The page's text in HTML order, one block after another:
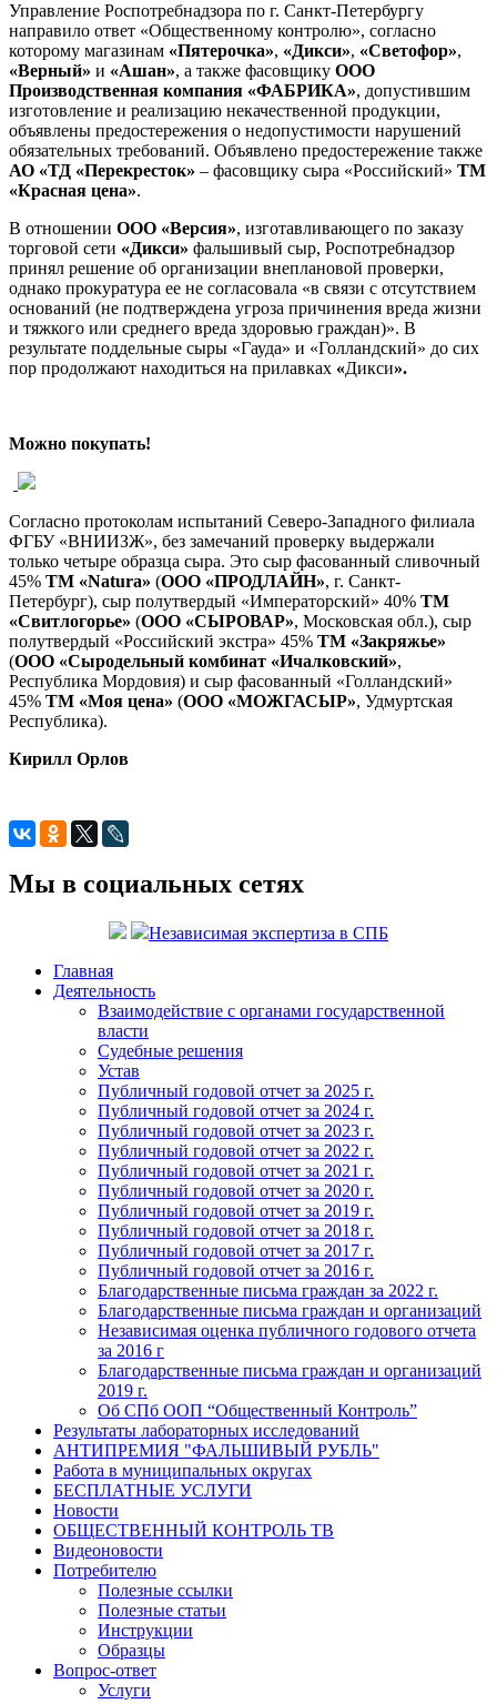
Управление Роспотребнадзора по г. Санкт-Петербургу
направило ответ «Общественному контролю», согласно
которому магазинам «Пятерочка», «Дикси», «Светофор»,
«Верный» и «Ашан», а также фасовщику ООО
Производственная компания «ФАБРИКА», допустившим
изготовление и реализацию некачественной продукции,
объявлены предостережения о недопустимости нарушений
обязательных требований. Объявлено предостережение также
АО «ТД «Перекресток» – фасовщику сыра «Российский» ТМ
«Красная цена».
В отношении ООО «Версия», изготавливающего по заказу
торговой сети «Дикси» фальшивый сыр, Роспотребнадзор
принял решение об организации внеплановой проверки,
однако прокуратура ее не согласовала «в связи с отсутствием
оснований (не подтверждена угроза причинения вреда жизни
и тяжкого или среднего вреда здоровью граждан)». В
результате поддельные сыры «Гауда» и «Голландский» до сих
пор продолжают находиться на прилавках «Дикси».
Можно покупать!
Согласно протоколам испытаний Северо-Западного филиала
ФГБУ «ВНИИЗЖ», без замечаний проверку выдержали
только четыре образца сыра. Это сыр фасованный сливочный
45% ТМ «Natura» (ООО «ПРОДЛАЙН», г. Санкт-
Петербург), сыр полутвердый «Императорский» 40% ТМ
«Свитлогорье» (ООО «СЫРОВАР», Московская обл.), сыр
полутвердый «Российский экстра» 45% ТМ «Закряжье»
(ООО «Сыродельный комбинат «Ичалковский»,
Республика Мордовия) и сыр фасованный «Голландский»
45% ТМ «Моя цена» (ООО «МОЖГАСЫР», Удмуртская
Республика).
Кирилл Орлов
Мы в социальных сетях
Независимая экспертиза в СПБ
Главная
Деятельность
Взаимодействие с органами государственной
власти
Судебные решения
Устав
Публичный годовой отчет за 2025 г.
Публичный годовой отчет за 2024 г.
Публичный годовой отчет за 2023 г.
Публичный годовой отчет за 2022 г.
Публичный годовой отчет за 2021 г.
Публичный годовой отчет за 2020 г.
Публичный годовой отчет за 2019 г.
Публичный годовой отчет за 2018 г.
Публичный годовой отчет за 2017 г.
Публичный годовой отчет за 2016 г.
Благодарственные письма граждан за 2022 г.
Благодарственные письма граждан и организаций
Независимая оценка публичного годового отчета
за 2016 г
Благодарственные письма граждан и организаций
2019 г.
Об СПб ООП “Общественный Контроль”
Результаты лабораторных исследований
АНТИПРЕМИЯ "ФАЛЬШИВЫЙ РУБЛЬ"
Работа в муниципальных округах
БЕСПЛАТНЫЕ УСЛУГИ
Новости
ОБЩЕСТВЕННЫЙ КОНТРОЛЬ ТВ
Видеоновости
Потребителю
Полезные ссылки
Полезные статьи
Инструкции
Образцы
Вопрос-ответ
Услуги